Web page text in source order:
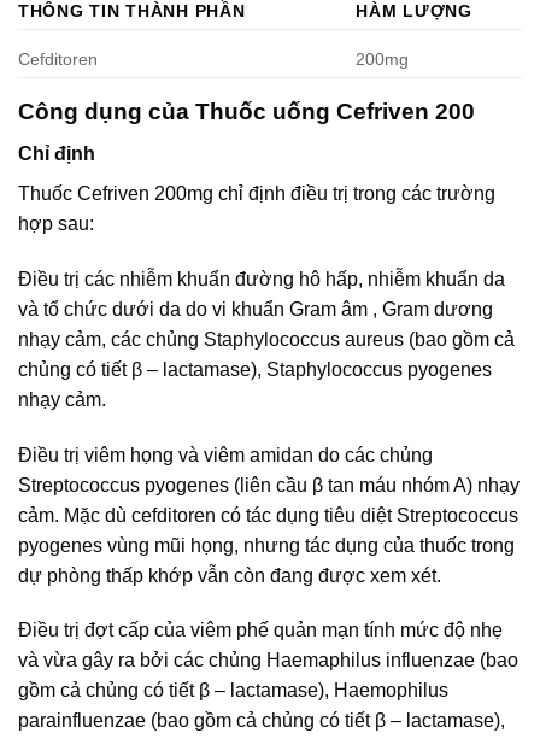
THÔNG TIN THÀNH PHẦN HÀM LƯỢNG
Cefditoren 200mg
Công dụng của Thuốc uống Cefriven 200
Chỉ định
Thuốc Cefriven 200mg chỉ định điều trị trong các trường
hợp sau:
Điều trị các nhiễm khuẩn đường hô hấp, nhiễm khuẩn da
và tổ chức dưới da do vi khuẩn Gram âm , Gram dương
nhạy cảm, các chủng Staphylococcus aureus (bao gồm cả
chủng có tiết β – lactamase), Staphylococcus pyogenes
nhạy cảm.
Điều trị viêm họng và viêm amidan do các chủng
Streptococcus pyogenes (liên cầu β tan máu nhóm A) nhạy
cảm. Mặc dù cefditoren có tác dụng tiêu diệt Streptococcus
pyogenes vùng mũi họng, nhưng tác dụng của thuốc trong
dự phòng thấp khớp vẫn còn đang được xem xét.
Điều trị đợt cấp của viêm phế quản mạn tính mức độ nhẹ
và vừa gây ra bởi các chủng Haemaphilus influenzae (bao
gồm cả chủng có tiết β – lactamase), Haemophilus
parainfluenzae (bao gồm cả chủng có tiết β – lactamase),